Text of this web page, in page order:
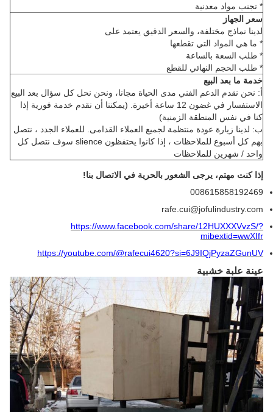
* تجنب مواد معدنية
سعر الجهاز
لدينا نماذج مختلفة، والسعر الدقيق يعتمد على
* ما هي المواد التي تقطعها
* طلب السعة بالساعة
* طلب الحجم النهائي للقطع
خدمة ما بعد البيع
أ: نحن نقدم الدعم الفني مدى الحياة مجانا، ونحن نحل كل سؤال بعد البيع
الاستفسار في غضون 12 ساعة أخيرة. (يمكننا أن نقدم خدمة فورية إذا
كنا في نفس المنطقة الزمنية)
ب: لدينا زيارة عودة منتظمة لجميع العملاء القدامى. للعملاء الجدد ، نتصل
بهم كل أسبوع للملاحظات ، إذا كانوا يحتفظون slience سوف نتصل كل
واحد / شهرين للملاحظات
إذا كنت مهتم، يرجى الشعور بالحرية في الاتصال بنا!
008615858192469
rafe.cui@jofulindustry.com
https://www.facebook.com/share/12HUXXXVvzS/?
mibextid=wwXIfr
https://youtube.com/@rafecui4620?si=6J9IQjPyzaZGunUV
عينة علبة خشبية